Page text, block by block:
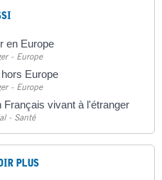
en Europe
- Europe
Europe
- Europe
vivant à l'étranger
- Santé
PLUS